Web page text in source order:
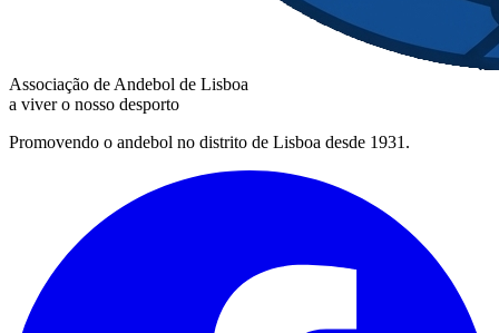
Associação de Andebol de Lisboa
a viver o nosso desporto
Promovendo o andebol no distrito de Lisboa desde 1931.